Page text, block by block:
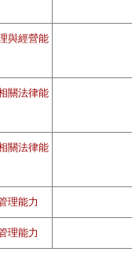
與經營能
關法律能
關法律能
理能力
理能力